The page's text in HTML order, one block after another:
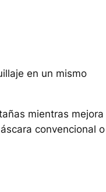
en un mismo
mientras mejora
convencional o